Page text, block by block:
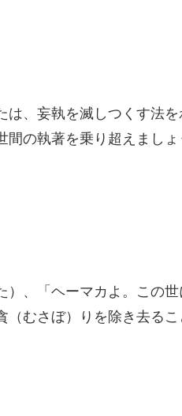
、妄執を滅しつくす法
の執著を乗り超えましょ
、「ヘーマカよ。この
（むさぼ）りを除き去る